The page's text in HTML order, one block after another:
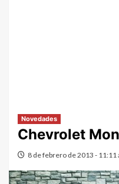
Novedades
Chevrolet
8 de febrero de 2013 - 11:11